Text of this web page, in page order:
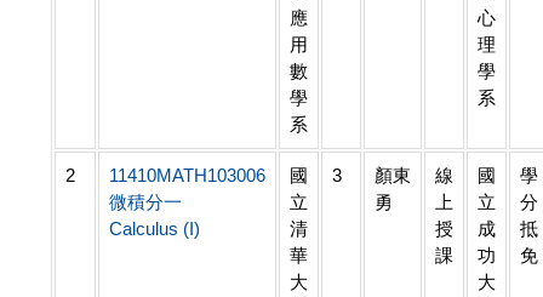
應
用
數
學
系
心
理
學
系
2
11410MATH103006
微積分一
Calculus (I)
國
立
清
華
大
3
顏東
勇
線
上
授
課
國
立
成
功
大
學
分
抵
免